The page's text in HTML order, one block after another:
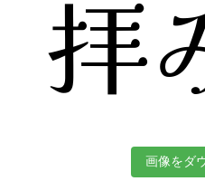
拝
画像をダ